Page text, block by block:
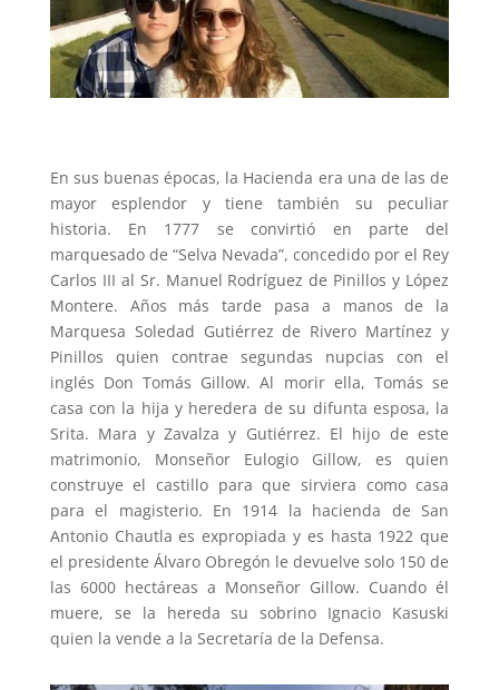
En sus buenas épocas, la Hacienda era una de las de
mayor esplendor y tiene también su peculiar
historia. En 1777 se convirtió en parte del
marquesado de “Selva Nevada”, concedido por el Rey
Carlos III al Sr. Manuel Rodríguez de Pinillos y López
Montere. Años más tarde pasa a manos de la
Marquesa Soledad Gutiérrez de Rivero Martínez y
Pinillos quien contrae segundas nupcias con el
inglés Don Tomás Gillow. Al morir ella, Tomás se
casa con la hija y heredera de su difunta esposa, la
Srita. Mara y Zavalza y Gutiérrez. El hijo de este
matrimonio, Monseñor Eulogio Gillow, es quien
construye el castillo para que sirviera como casa
para el magisterio. En 1914 la hacienda de San
Antonio Chautla es expropiada y es hasta 1922 que
el presidente Álvaro Obregón le devuelve solo 150 de
las 6000 hectáreas a Monseñor Gillow. Cuando él
muere, se la hereda su sobrino Ignacio Kasuski
quien la vende a la Secretaría de la Defensa.